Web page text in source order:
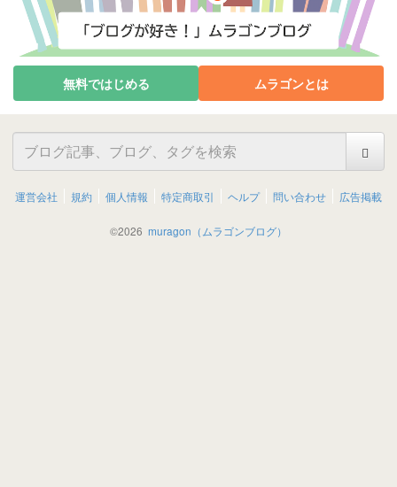
無料ではじめる ムラゴンとは
運営会社 規約 個人情報 特定商取引 ヘルプ 問い合わせ 広告掲載
©2026 muragon（ムラゴンブログ）